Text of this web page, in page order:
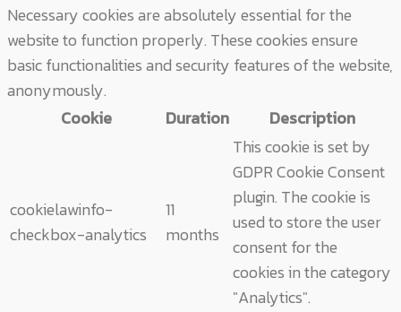
Necessary cookies are absolutely essential for the
website to function properly. These cookies ensure
basic functionalities and security features of the website,
anonymously.
Cookie
Duration Description
cookielawinfo-
checkbox-analytics
11
months
This cookie is set by
GDPR Cookie Consent
plugin. The cookie is
used to store the user
consent for the
cookies in the category
"Analytics".